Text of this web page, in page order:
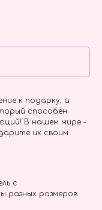
к подарку, а
способен
В нашем мире -
их своим
с
разных размеров.